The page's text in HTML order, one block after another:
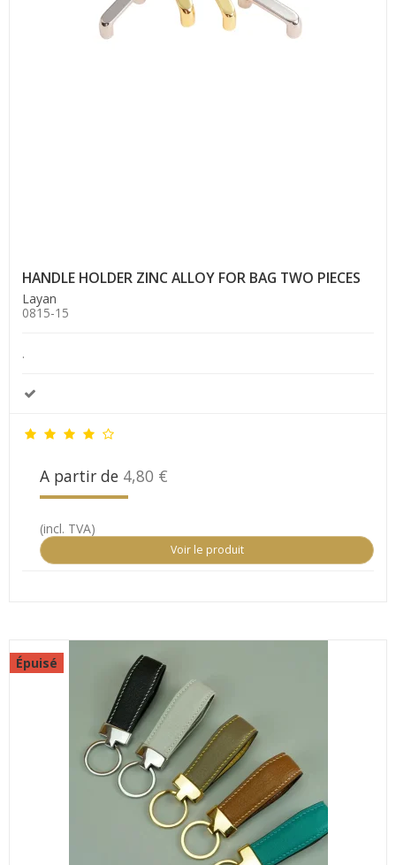
HANDLE HOLDER ZINC ALLOY FOR BAG TWO PIECES
Layan
0815-15
.
A partir de 4,80 €
(incl. TVA)
Voir le produit
Épuisé